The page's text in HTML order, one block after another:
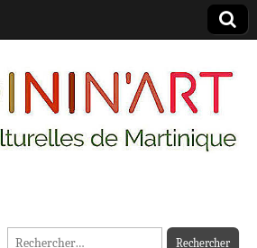
Rechercher :